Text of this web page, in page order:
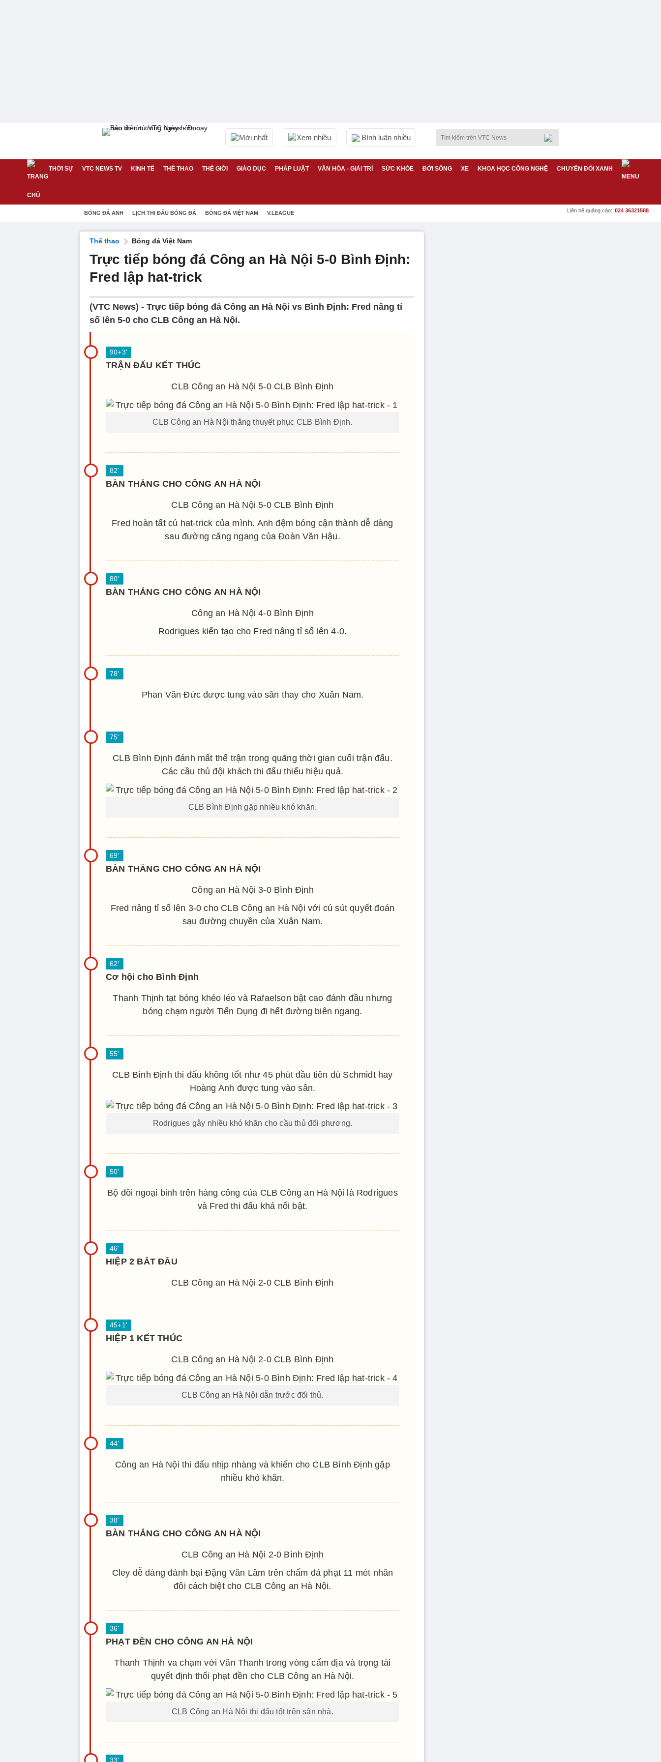
Mới nhất Xem nhiều Bình luận nhiều
THỜI SỰ VTC NEWS TV KINH TẾ THỂ THAO THẾ GIỚI GIÁO DỤC PHÁP LUẬT VĂN HÓA - GIẢI TRÍ SỨC KHỎE ĐỜI SỐNG XE KHOA HỌC CÔNG NGHỆ CHUYỂN ĐỔI XANH
BÓNG ĐÁ ANH LỊCH THI ĐẤU BÓNG ĐÁ BÓNG ĐÁ VIỆT NAM V.LEAGUE Liên hệ quảng cáo: 024 36321588
Thể thao Bóng đá Việt Nam
Trực tiếp bóng đá Công an Hà Nội 5-0 Bình Định:
Fred lập hat-trick
(VTC News) - Trực tiếp bóng đá Công an Hà Nội vs Bình Định: Fred nâng tỉ
số lên 5-0 cho CLB Công an Hà Nội.
TRẬN ĐẤU KẾT THÚC
CLB Công an Hà Nội 5-0 CLB Bình Định
CLB Công an Hà Nội thắng thuyết phục CLB Bình Định.
BÀN THẮNG CHO CÔNG AN HÀ NỘI
CLB Công an Hà Nội 5-0 CLB Bình Định
Fred hoàn tất cú hat-trick của mình. Anh đệm bóng cận thành dễ dàng
sau đường căng ngang của Đoàn Văn Hậu.
BÀN THẮNG CHO CÔNG AN HÀ NỘI
Công an Hà Nội 4-0 Bình Định
Rodrigues kiến tạo cho Fred nâng tỉ số lên 4-0.
Phan Văn Đức được tung vào sân thay cho Xuân Nam.
CLB Bình Định đánh mất thế trận trong quãng thời gian cuối trận đấu.
Các cầu thủ đội khách thi đấu thiếu hiệu quả.
CLB Bình Định gặp nhiều khó khăn.
BÀN THẮNG CHO CÔNG AN HÀ NỘI
Công an Hà Nội 3-0 Bình Định
Fred nâng tỉ số lên 3-0 cho CLB Công an Hà Nội với cú sút quyết đoán
sau đường chuyền của Xuân Nam.
Cơ hội cho Bình Định
Thanh Thịnh tạt bóng khéo léo và Rafaelson bật cao đánh đầu nhưng
bóng chạm người Tiến Dụng đi hết đường biên ngang.
CLB Bình Định thi đấu không tốt như 45 phút đầu tiên dù Schmidt hay
Hoàng Anh được tung vào sân.
Rodrigues gây nhiều khó khăn cho cầu thủ đối phương.
Bộ đôi ngoại binh trên hàng công của CLB Công an Hà Nội là Rodrigues
và Fred thi đấu khá nổi bật.
HIỆP 2 BẮT ĐẦU
CLB Công an Hà Nội 2-0 CLB Bình Định
HIỆP 1 KẾT THÚC
CLB Công an Hà Nội 2-0 CLB Bình Định
CLB Công an Hà Nội dẫn trước đối thủ.
Công an Hà Nội thi đấu nhịp nhàng và khiến cho CLB Bình Định gặp
nhiều khó khăn.
BÀN THẮNG CHO CÔNG AN HÀ NỘI
CLB Công an Hà Nội 2-0 Bình Định
Cley dễ dàng đánh bại Đặng Văn Lâm trên chấm đá phạt 11 mét nhân
đôi cách biệt cho CLB Công an Hà Nội.
PHẠT ĐỀN CHO CÔNG AN HÀ NỘI
Thanh Thịnh va chạm với Văn Thanh trong vòng cấm địa và trọng tài
quyết định thổi phạt đền cho CLB Công an Hà Nội.
CLB Công an Hà Nội thi đấu tốt trên sân nhà.